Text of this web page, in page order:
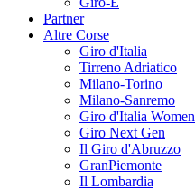
Partner
Altre Corse
Giro d'Italia
Tirreno Adriatico
Milano-Torino
Milano-Sanremo
Giro d'Italia Women
Giro Next Gen
Il Giro d'Abruzzo
GranPiemonte
Il Lombardia